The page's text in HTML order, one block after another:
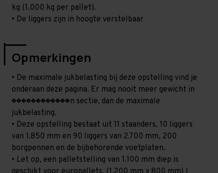
kg (1.000 kg per pallet).
• De liggers zijn in hoogte verstelbaar
Opmerkingen
• De maximale jukbelasting bij deze opstelling vind je
onderaan deze pagina. Er mag nooit meer gewicht in
������������n sectie, dan de maximale
jukbelasting.
• Deze opstelling bestaat uit 11 staanders, 10 liggers
van 1.850 mm en 90 liggers van 2.700 mm, 200
borgpennen en de bijbehorende voetplaten.
• Let op, een palletstelling van 1.100 mm diep is